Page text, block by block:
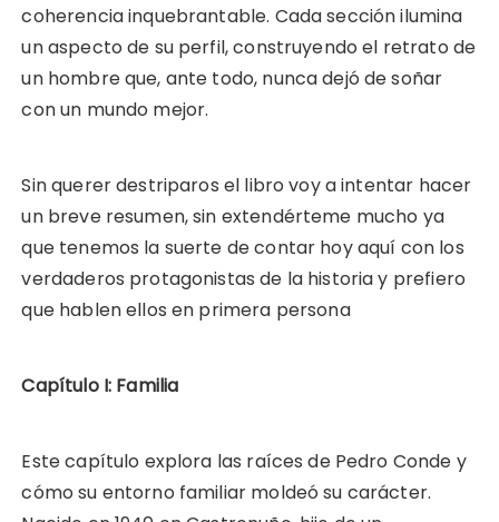
coherencia inquebrantable. Cada sección ilumina
un aspecto de su perfil, construyendo el retrato de
un hombre que, ante todo, nunca dejó de soñar
con un mundo mejor.
Sin querer destriparos el libro voy a intentar hacer
un breve resumen, sin extendérteme mucho ya
que tenemos la suerte de contar hoy aquí con los
verdaderos protagonistas de la historia y prefiero
que hablen ellos en primera persona
Capítulo I: Familia
Este capítulo explora las raíces de Pedro Conde y
cómo su entorno familiar moldeó su carácter.